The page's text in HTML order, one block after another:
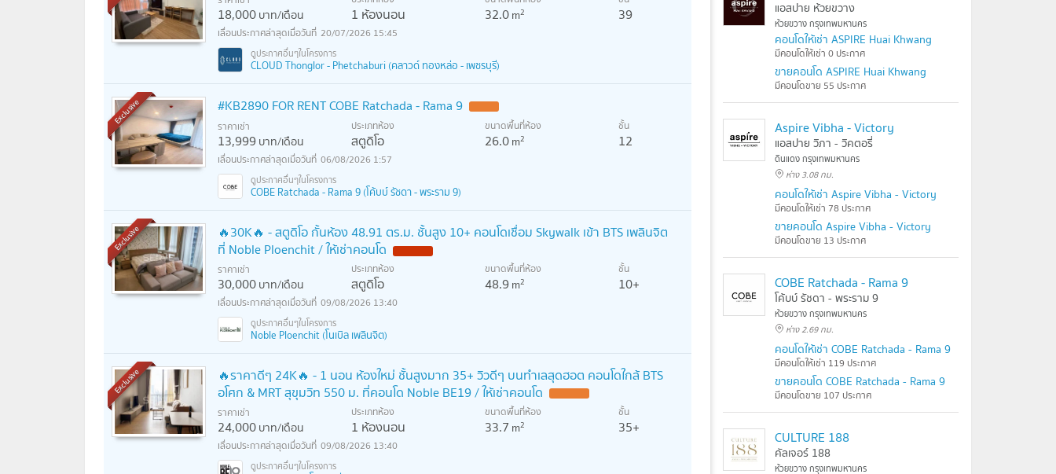
18,000บาท/เดือน 1 ห้องนอน 32.0m2 39
20/07/2026 15:45
CLOUD Thonglor - Phetchaburi (คลาวด์ ทองหล่อ - เพชรบุรี)
Exclusive #KB2890 FOR RENT COBE Ratchada - Rama 9
ราคาเช่า
13,999บาท/เดือน
ประเภทห้อง
สตูดิโอ
ขนาดพื้นที่ห้อง
26.0m2
ชั้น
12
06/08/2026 1:57
COBE Ratchada - Rama 9 (โค้บบ์ รัชดา - พระราม 9)
Exclusive
🔥30K🔥 - สตูดิโอ กั้นห้อง 48.91 ตร.ม. ชั้นสูง 10+ คอนโดเชื่อม Skywalk เข้า BTS เพลินจิต
ที่ Noble Ploenchit / ให้เช่าคอนโด
ราคาเช่า
30,000บาท/เดือน
ประเภทห้อง
สตูดิโอ
ขนาดพื้นที่ห้อง
48.9m2
ชั้น
10+
09/08/2026 13:40
Noble Ploenchit (โนเบิล เพลินจิต)
Exclusive
🔥ราคาดีๆ 24K🔥 - 1 นอน ห้องใหม่ ชั้นสูงมาก 35+ วิวดีๆ บนทำเลสุดฮอต คอนโดใกล้ BTS
อโศก & MRT สุขุมวิท 550 ม. ที่คอนโด Noble BE19 / ให้เช่าคอนโด
ราคาเช่า
24,000บาท/เดือน
ประเภทห้อง
1 ห้องนอน
ขนาดพื้นที่ห้อง
33.7 m2
ชั้น
35+
09/08/2026 13:40
แอสปาย ห้วยขวาง
ห้วยขวาง กรุงเทพมหานคร
คอนโดให้เช่า ASPIRE Huai Khwang
มีคอนโดให้เช่า 0 ประกาศ
ขายคอนโด ASPIRE Huai Khwang
มีคอนโดขาย 55 ประกาศ
Aspire Vibha - Victory
แอสปาย วิภา - วิคตอรี่
ดินแดง กรุงเทพมหานคร
ห่าง 3.08 กม.
คอนโดให้เช่า Aspire Vibha - Victory
มีคอนโดให้เช่า 78 ประกาศ
ขายคอนโด Aspire Vibha - Victory
มีคอนโดขาย 13 ประกาศ
COBE Ratchada - Rama 9
โค้บบ์ รัชดา - พระราม 9
ห้วยขวาง กรุงเทพมหานคร
ห่าง 2.69 กม.
คอนโดให้เช่า COBE Ratchada - Rama 9
มีคอนโดให้เช่า 119 ประกาศ
ขายคอนโด COBE Ratchada - Rama 9
มีคอนโดขาย 107 ประกาศ
CULTURE 188
คัลเจอร์ 188
ห้วยขวาง กรุงเทพมหานคร